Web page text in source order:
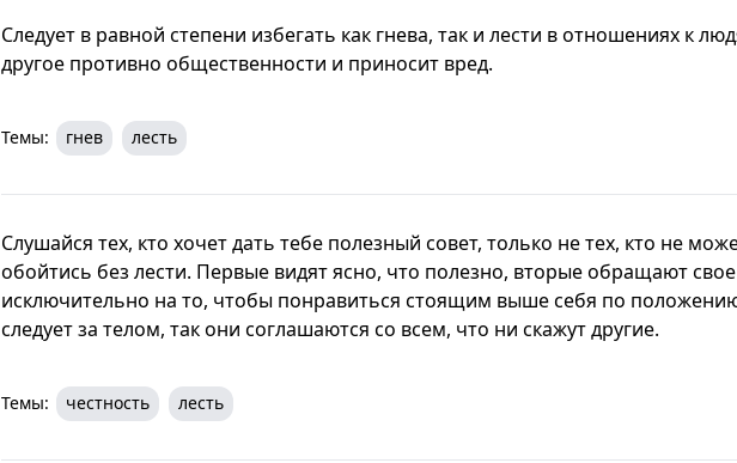
Следует в равной степени избегать как гнева, так и лести в отношениях к
другое противно общественности и приносит вред.
Темы: гнев лесть
Слушайся тех, кто хочет дать тебе полезный совет, только не тех, кто не
обойтись без лести. Первые видят ясно, что полезно, вторые обращают
исключительно на то, чтобы понравиться стоящим выше себя по
следует за телом, так они соглашаются со всем, что ни скажут другие.
Темы: честность лесть